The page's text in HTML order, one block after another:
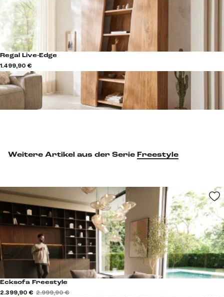
Weitere Artikel aus der Serie Freestyle
Ecksofa Freestyle
2.399,90 € 2.999,90 €
Regal Live-Edge
1.499,90 €